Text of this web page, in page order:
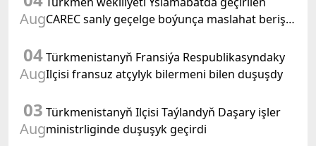
AugCAREC sanly geçelge boýunça maslahat beriş
04
Aug
Türkmenistanyň Fransiýa Respublikasyndaky
Ilçisi fransuz atçylyk bilermeni bilen duşuşdy
03
Aug
Türkmenistanyň Ilçisi Taýlandyň Daşary işler
ministrliginde duşuşyk geçirdi